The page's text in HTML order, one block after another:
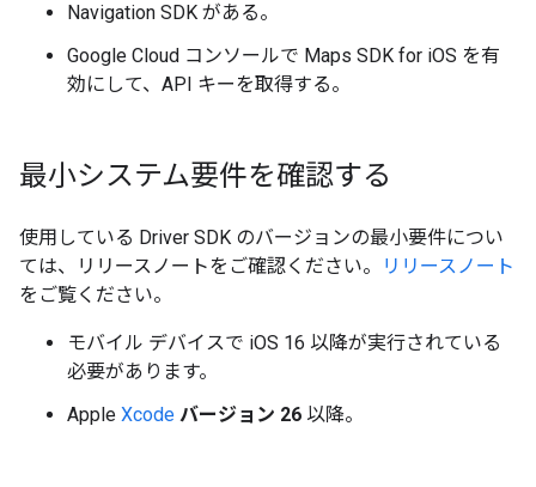
Navigation SDK がある。
Google Cloud コンソールで Maps SDK for iOS を有
効にして、API キーを取得する。
最小システム要件を確認する
使用している Driver SDK のバージョンの最小要件につい
ては、リリースノートをご確認ください。
リリースノート
をご覧ください。
モバイル デバイスで iOS 16 以降が実行されている
必要があります。
Apple Xcode バージョン 26 以降。